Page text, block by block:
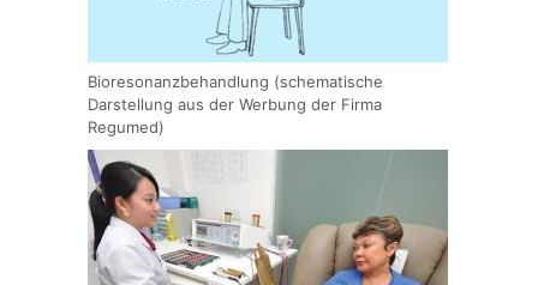
Bioresonanzbehandlung (schematische
Darstellung aus der Werbung der Firma
Regumed)